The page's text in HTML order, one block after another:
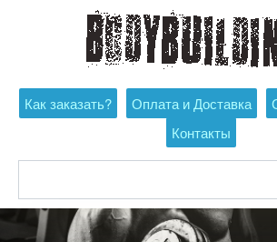
Как заказать? Оплата и Доставка
Контакты